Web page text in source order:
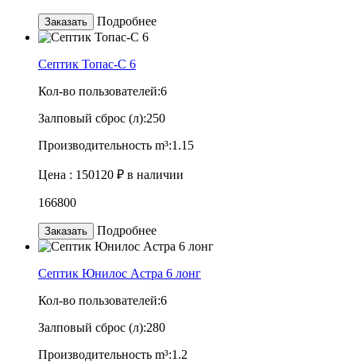
Заказать Подробнее
Септик Топас-C 6
Кол-во пользователей:6
Залповый сброс (л):250
Производительность m³:1.15
Цена : 150120 ₽ в наличии
166800
Заказать Подробнее
Септик Юнилос Астра 6 лонг
Кол-во пользователей:6
Залповый сброс (л):280
Производительность m³:1.2